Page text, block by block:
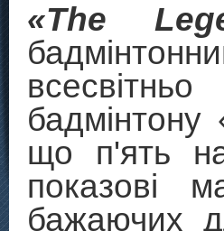
«The
що п'ять
показові
бажаючих